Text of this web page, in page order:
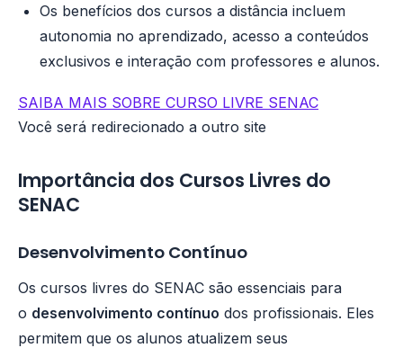
Os benefícios dos cursos a distância incluem
autonomia no aprendizado, acesso a conteúdos
exclusivos e interação com professores e alunos.
SAIBA MAIS SOBRE CURSO LIVRE SENAC
Você será redirecionado a outro site
Importância dos Cursos Livres do
SENAC
Desenvolvimento Contínuo
Os cursos livres do SENAC são essenciais para
o desenvolvimento contínuo dos profissionais. Eles
permitem que os alunos atualizem seus